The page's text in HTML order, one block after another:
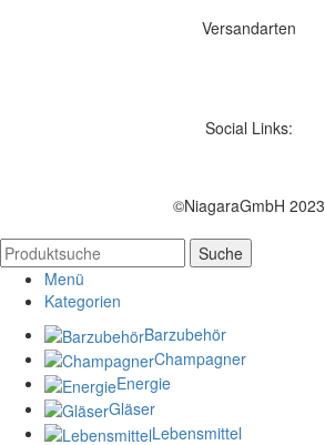
Versandarten
Social Links:
©NiagaraGmbH 2023
Suche
Menü
Kategorien
Barzubehör
Champagner
Energie
Gläser
Lebensmittel